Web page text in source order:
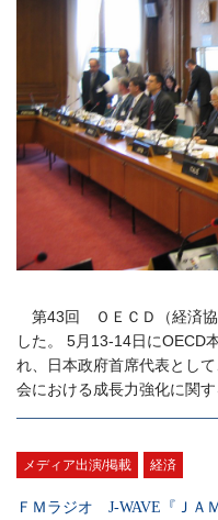
第43回 ＯＥＣＤ（経済協
した。 5月13-14日にOECD
れ、日本政府首席代表とし
会における成長力強化に関
メディア出演/掲載 経済
ＦＭラジオ J-WAVE『Ｊ